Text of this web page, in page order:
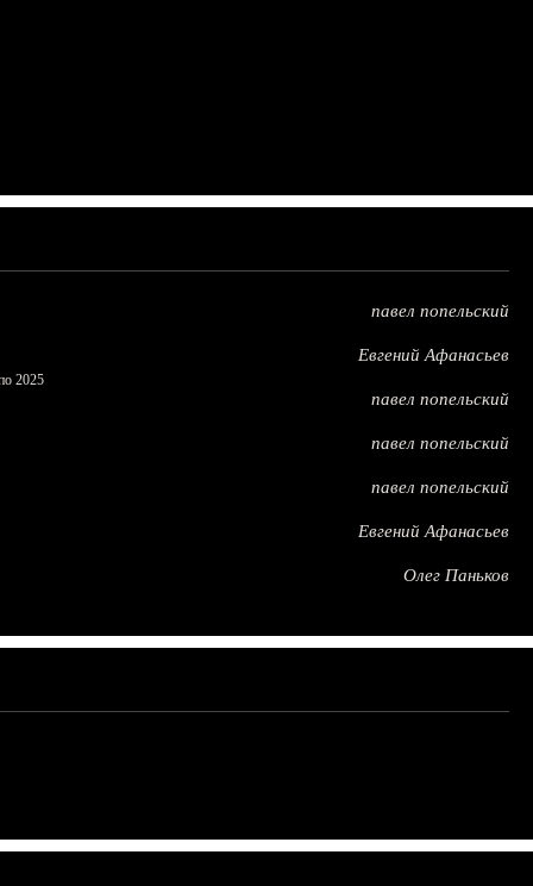
павел попельский
Евгений Афанасьев
2025
павел попельский
павел попельский
павел попельский
Евгений Афанасьев
Олег Паньков